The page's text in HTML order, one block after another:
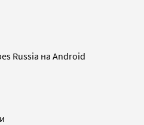
Russia на Android